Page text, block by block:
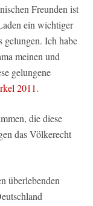
Freunden ist
ein wichtiger
gelungen. Ich habe
meinen und
gelungene
2011.
die diese
das Völkerecht
überlebenden